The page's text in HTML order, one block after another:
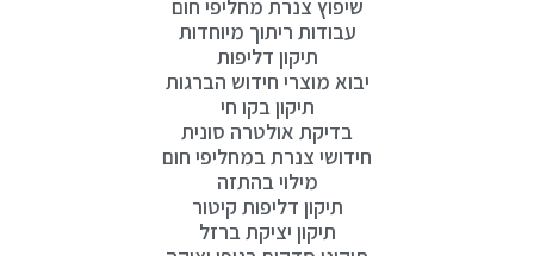
שיפוץ צנרת מחליפי חום
עבודות ריתוך מיוחדות
תיקון דליפות
יבוא מוצרי חידוש הברגות
תיקון בקו חי
בדיקת אולטרה סונית
חידושי צנרת במחליפי חום
מילוי בהתזה
תיקון דליפות קיטור
תיקון יציקת ברזל